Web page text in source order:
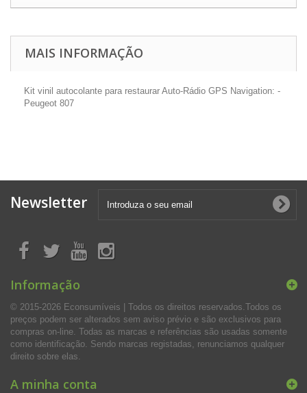
MAIS INFORMAÇÃO
Kit vinil autocolante para restaurar Auto-Rádio GPS Navigation: -
Peugeot 807
Newsletter
Informação
© 2015-2026 Econsumíveis | Todos os direitos reservados.Todos os
preços podem ser alterados sem aviso prévio e são exclusivos para
compras on-line. Todas as marcas e referências são usadas somente
como identificação. Sendo marcas registadas, renunciamos qualquer
direito sobre elas.
A minha conta